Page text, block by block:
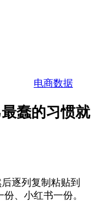
电商数据
蠢的习惯就
逐列复制粘贴到
、小红书一份。